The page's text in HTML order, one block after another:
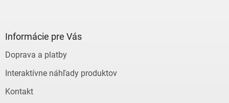
Informácie pre Vás
Doprava a platby
Interaktívne náhľady produktov
Kontakt